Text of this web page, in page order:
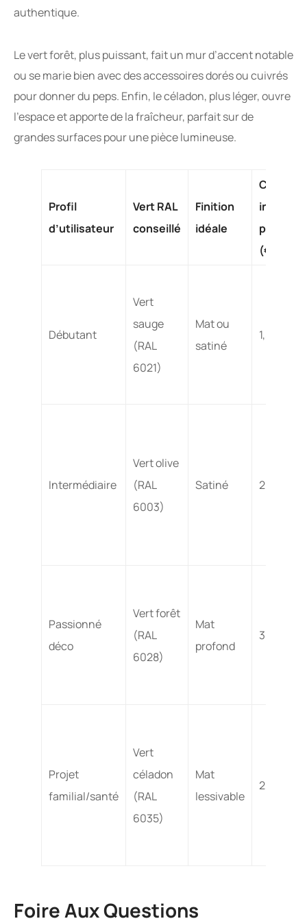
authentique.
Le vert forêt, plus puissant, fait un mur d’accent notable
ou se marie bien avec des accessoires dorés ou cuivrés
pour donner du peps. Enfin, le céladon, plus léger, ouvre
l’espace et apporte de la fraîcheur, parfait sur de
grandes surfaces pour une pièce lumineuse.
Profil
d’utilisateur
Vert RAL
conseillé
Finition
idéale
Coût
indicatif
par m²
(€)
Débutant
Vert
sauge
(RAL
6021)
Mat ou
satiné
1,5 – 2,5
Intermédiaire
Vert olive
(RAL
6003)
Satiné 2 – 3,5
Passionné
déco
Vert forêt
(RAL
6028)
Mat
profond
3 – 5
Projet
familial/santé
Vert
céladon
(RAL
6035)
Mat
lessivable
2,5 – 4
Foire Aux Questions